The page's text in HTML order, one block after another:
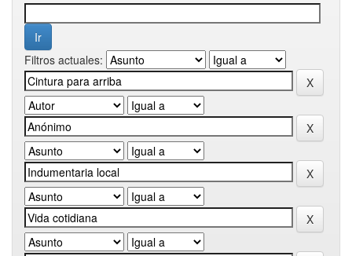
Filtros actuales: